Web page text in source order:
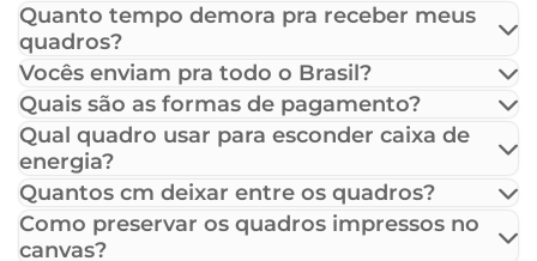
Quanto tempo demora pra receber meus
quadros?
Vocês enviam pra todo o Brasil?
Quais são as formas de pagamento?
Qual quadro usar para esconder caixa de
energia?
Quantos cm deixar entre os quadros?
Como preservar os quadros impressos no
canvas?